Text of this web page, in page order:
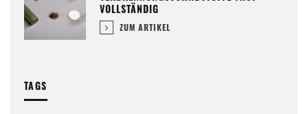
VOLLSTÄNDIG
ZUM ARTIKEL
TAGS